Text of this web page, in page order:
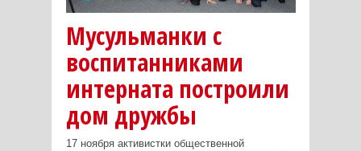
Мусульманки с
воспитанниками
интерната построили
дом дружбы
17 ноября активистки общественной